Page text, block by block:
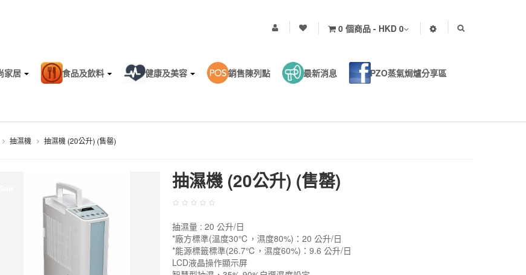
0 個商品 - HKD 0
家居 食品及飲料 健康及美容 銷售陳列點 最新消息 PZO蒸氣焗爐分享區
抽濕機 抽濕機 (20公升) (售罄)
抽濕機 (20公升) (售罄)
抽濕量 : 20 公升/日
*廠方標準(溫度30℃，濕度80%)：20 公升/日
*能源標籤標準(26.7℃，濕度60%)：9.6 公升/日
LCD液晶操作顯示屏